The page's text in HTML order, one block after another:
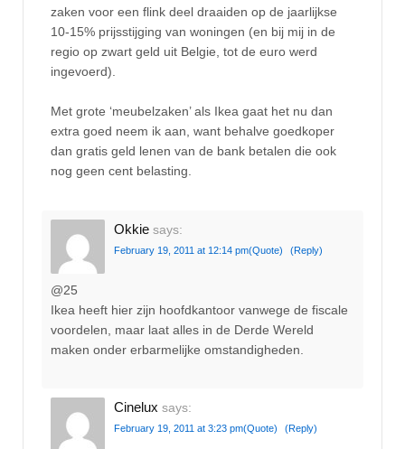
zaken voor een flink deel draaiden op de jaarlijkse
10-15% prijsstijging van woningen (en bij mij in de
regio op zwart geld uit Belgie, tot de euro werd
ingevoerd).
Met grote ‘meubelzaken’ als Ikea gaat het nu dan
extra goed neem ik aan, want behalve goedkoper
dan gratis geld lenen van de bank betalen die ook
nog geen cent belasting.
Okkie says:
February 19, 2011 at 12:14 pm(Quote) (Reply)
@25
Ikea heeft hier zijn hoofdkantoor vanwege de fiscale
voordelen, maar laat alles in de Derde Wereld
maken onder erbarmelijke omstandigheden.
Cinelux says:
February 19, 2011 at 3:23 pm(Quote) (Reply)